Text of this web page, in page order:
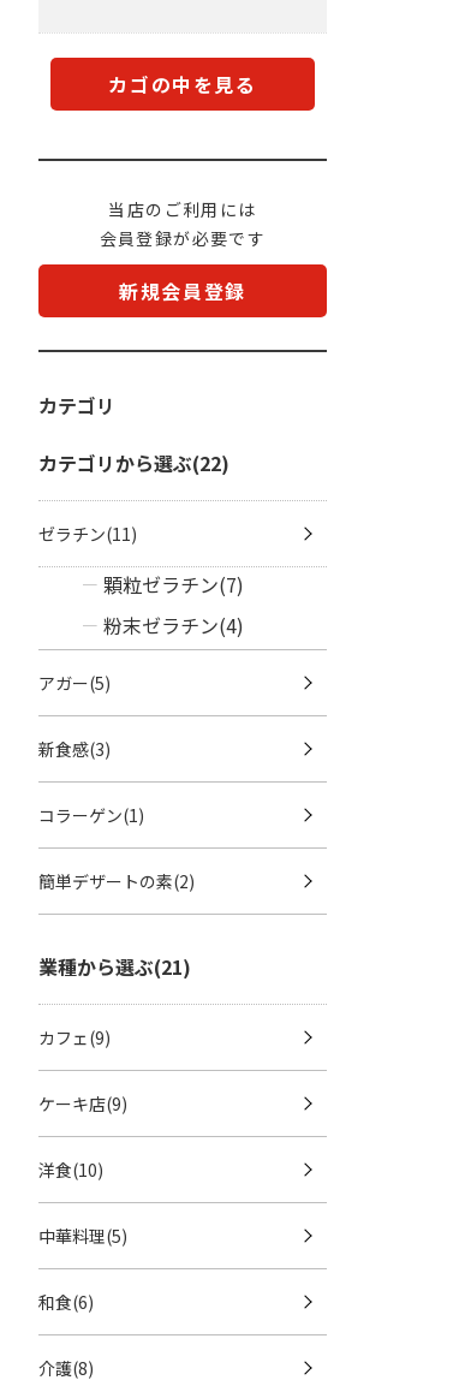
カゴの中を見る
当店のご利用には
会員登録が必要です
新規会員登録
カテゴリ
カテゴリから選ぶ(22)
ゼラチン(11)
顆粒ゼラチン(7)
粉末ゼラチン(4)
アガー(5)
新食感(3)
コラーゲン(1)
簡単デザートの素(2)
業種から選ぶ(21)
カフェ(9)
ケーキ店(9)
洋食(10)
中華料理(5)
和食(6)
介護(8)